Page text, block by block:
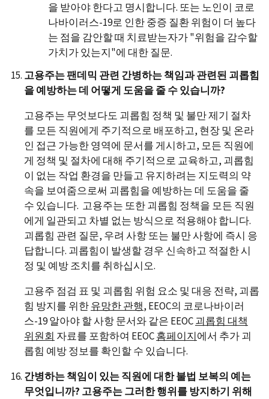
을 받아야 한다고 명시합니다. 또는 노인이 코로
나바이러스-19로 인한 중증 질환 위험이 더 높다
는 점을 감안할 때 치료받는자가 "위험을 감수할
가치가 있는지"에 대한 질문.
고용주는 팬데믹 관련 간병하는 책임과 관련된 괴롭힘
을 예방하는 데 어떻게 도움을 줄 수 있습니까?
고용주는 무엇보다도 괴롭힘 정책 및 불만 제기 절차
를 모든 직원에게 주기적으로 배포하고, 현장 및 온라
인 접근 가능한 영역에 문서를 게시하고, 모든 직원에
게 정책 및 절차에 대해 주기적으로 교육하고, 괴롭힘
이 없는 작업 환경을 만들고 유지하려는 지도력의 약
속을 보여줌으로써 괴롭힘을 예방하는 데 도움을 줄
수 있습니다. 고용주는 또한 괴롭힘 정책을 모든 직원
에게 일관되고 차별 없는 방식으로 적용해야 합니다.
괴롭힘 관련 질문, 우려 사항 또는 불만 사항에 즉시 응
답합니다. 괴롭힘이 발생할 경우 신속하고 적절한 시
정 및 예방 조치를 취하십시오.
고용주 점검 표 및 괴롭힘 위험 요소 및 대응 전략, 괴롭
힘 방지를 위한유망한 관행, EEOC의 코로나바이러
스-19 알아야 할 사항 문서와 같은 EEOC괴롭힘 대책
위원회 자료를 포함하여 EEOC홈페이지에서 추가 괴
롭힘 예방 정보를 확인할 수 있습니다.
간병하는 책임이 있는 직원에 대한 불법 보복의 예는
무엇입니까? 고용주는 그러한 행위를 방지하기 위해